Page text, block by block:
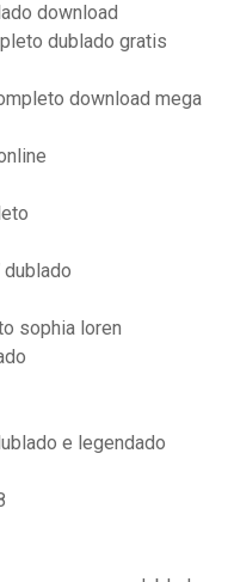
download
dublado gratis
download mega
sophia loren
e legendado